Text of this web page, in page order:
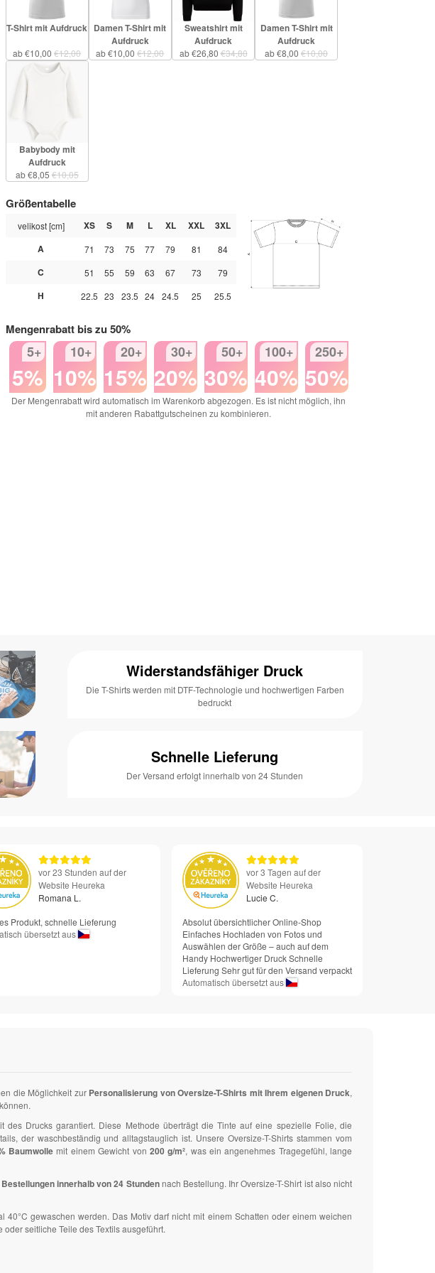
T-Shirt mit Aufdruck
ab €10,00€12,00
Damen T-Shirt mit
Aufdruck
ab €10,00€12,00
Sweatshirt mit
Aufdruck
ab €26,80€34,80
Damen T-Shirt mit
Aufdruck
ab €8,00€10,00
Babybody mit
Aufdruck
ab €8,05 €10,05
Größentabelle
velikost [cm] XS S M L XL XXL
3XL
A
71 73 75 77 79 81 84
C 51 55 59 63 67 73 79
H 22.5 23 23.5 24 24.5 25 25.5
Mengenrabatt bis zu 50%
5+
5%
10+
10%
20+
15%
30+
20%
50+
30%
100+
40%
250+
50%
Der Mengenrabatt wird automatisch im Warenkorb abgezogen. Es ist nicht möglich, ihn
mit anderen Rabattgutscheinen zu kombinieren.
Widerstandsfähiger Druck
Die T-Shirts werden mit DTF-Technologie und hochwertigen Farben
bedruckt
Schnelle Lieferung
Der Versand erfolgt innerhalb von 24 Stunden
vor 23 Stunden auf der
Website Heureka
Romana L.
Produkt, schnelle Lieferung
übersetzt aus
vor 3 Tagen auf der
Website Heureka
Lucie C.
Absolut übersichtlicher Online-Shop
Einfaches Hochladen von Fotos und
Auswählen der Größe – auch auf dem
Handy Hochwertiger Druck Schnelle
Lieferung Sehr gut für den Versand verpackt
Automatisch übersetzt aus
die Möglichkeit zur Personalisierung von Oversize-T-Shirts mit Ihrem eigenen Druck,
des Drucks garantiert. Diese Methode überträgt die Tinte auf eine spezielle Folie, die
der waschbeständig und alltagstauglich ist. Unsere Oversize-T-Shirts stammen vom
Baumwolle mit einem Gewicht von 200 g/m², was ein angenehmes Tragegefühl, lange
innerhalb von 24 Stundennach Bestellung. Ihr Oversize-T-Shirt ist also nicht
gewaschen werden. Das Motiv darf nicht mit einem Schatten oder einem weichen
seitliche Teile des Textils ausgeführt.